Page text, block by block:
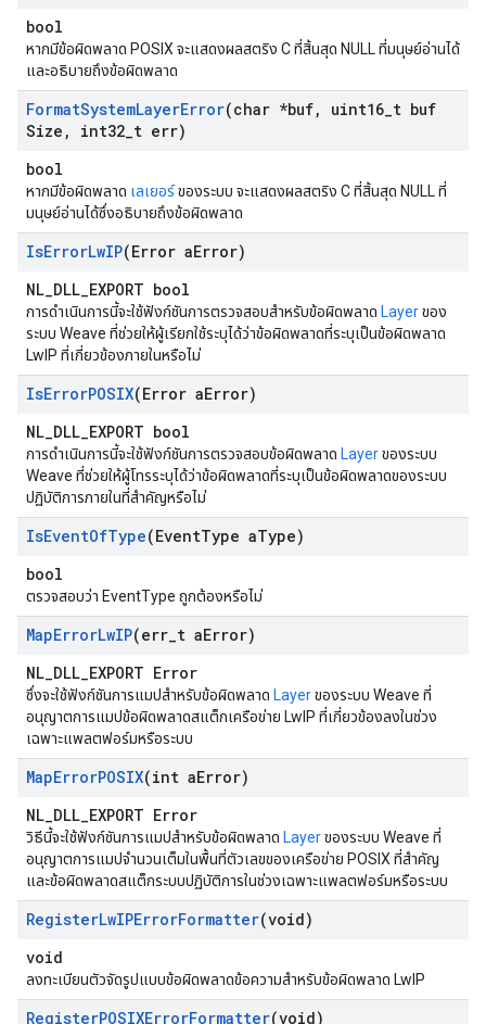
bool
หากมีข้อผิดพลาด POSIX จะแสดงผลสตริง C ที่สิ้นสุด NULL ที่มนุษย์อ่านได้
และอธิบายถึงข้อผิดพลาด
FormatSystemLayerError(char *buf, uint16 t buf
Size , int32 t err)
bool
หากมีข้อผิดพลาด เลเยอร์ของระบบ จะแสดงผลสตริง C ที่สิ้นสุด NULL ที่
มนุษย์อ่านได้ซึ่งอธิบายถึงข้อผิดพลาด
IsErrorLwIP(Error aError)
NL_DLL_EXPORT bool
การดำเนินการนี้จะใช้ฟังก์ชันการตรวจสอบสำหรับข้อผิดพลาด Layerของ
ระบบ Weave ที่ช่วยให้ผู้เรียกใช้ระบุได้ว่าข้อผิดพลาดที่ระบุเป็นข้อผิดพลาด
LwIP ที่เกี่ยวข้องภายในหรือไม่
IsErrorPOSIX(Error aError)
NL_DLL_EXPORT bool
การดำเนินการนี้จะใช้ฟังก์ชันการตรวจสอบข้อผิดพลาด Layerของระบบ
Weave ที่ช่วยให้ผู้โทรระบุได้ว่าข้อผิดพลาดที่ระบุเป็นข้อผิดพลาดของระบบ
ปฏิบัติการภายในที่สําคัญหรือไม่
IsEventOfType(EventType aType)
bool
ตรวจสอบว่า EventType ถูกต้องหรือไม่
MapErrorLwIP(err t aError)
NL_DLL_EXPORT Error
ซึ่งจะใช้ฟังก์ชันการแมปสำหรับข้อผิดพลาด Layerของระบบ Weave ที่
อนุญาตการแมปข้อผิดพลาดสแต็กเครือข่าย LwIP ที่เกี่ยวข้องลงในช่วง
เฉพาะแพลตฟอร์มหรือระบบ
MapErrorPOSIX(int aError)
NL_DLL_EXPORT Error
วิธีนี้จะใช้ฟังก์ชันการแมปสำหรับข้อผิดพลาด Layerของระบบ Weave ที่
อนุญาตการแมปจำนวนเต็มในพื้นที่ตัวเลขของเครือข่าย POSIX ที่สำคัญ
และข้อผิดพลาดสแต็กระบบปฏิบัติการในช่วงเฉพาะแพลตฟอร์มหรือระบบ
RegisterLwIPErrorFormatter(void)
void
ลงทะเบียนตัวจัดรูปแบบข้อผิดพลาดข้อความสำหรับข้อผิดพลาด LwIP
RegisterPOSIXErrorFormatter(void)